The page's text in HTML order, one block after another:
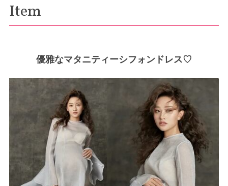
Item
優雅なマタニティーシフォンドレス♡